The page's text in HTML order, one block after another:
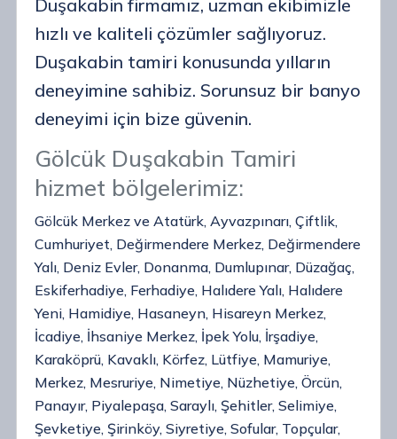
Duşakabin firmamız, uzman ekibimizle
hızlı ve kaliteli çözümler sağlıyoruz.
Duşakabin tamiri konusunda yılların
deneyimine sahibiz. Sorunsuz bir banyo
deneyimi için bize güvenin.
Gölcük Duşakabin Tamiri
hizmet bölgelerimiz:
Gölcük Merkez ve Atatürk, Ayvazpınarı, Çiftlik,
Cumhuriyet, Değirmendere Merkez, Değirmendere
Yalı, Deniz Evler, Donanma, Dumlupınar, Düzağaç,
Eskiferhadiye, Ferhadiye, Halıdere Yalı, Halıdere
Yeni, Hamidiye, Hasaneyn, Hisareyn Merkez,
İcadiye, İhsaniye Merkez, İpek Yolu, İrşadiye,
Karaköprü, Kavaklı, Körfez, Lütfiye, Mamuriye,
Merkez, Mesruriye, Nimetiye, Nüzhetiye, Örcün,
Panayır, Piyalepaşa, Saraylı, Şehitler, Selimiye,
Şevketiye, Şirinköy, Siyretiye, Sofular, Topçular,